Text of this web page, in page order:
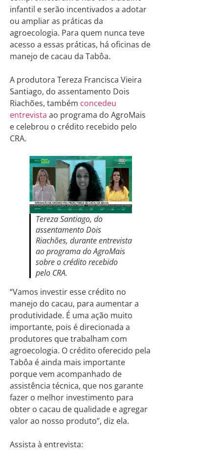
infantil e serão incentivados a adotar
ou ampliar as práticas da
agroecologia. Para quem nunca teve
acesso a essas práticas, há oficinas de
manejo de cacau da Tabôa.
A produtora Tereza Francisca Vieira
Santiago, do assentamento Dois
Riachões, também concedeu
entrevista ao programa do AgroMais
e celebrou o crédito recebido pelo
CRA.
Tereza Santiago, do
assentamento Dois
Riachões, durante entrevista
ao programa do AgroMais
sobre o crédito recebido
pelo CRA.
“Vamos investir esse crédito no
manejo do cacau, para aumentar a
produtividade. É uma ação muito
importante, pois é direcionada a
produtores que trabalham com
agroecologia. O crédito oferecido pela
Tabôa é ainda mais importante
porque vem acompanhado de
assistência técnica, que nos garante
fazer o melhor investimento para
obter o cacau de qualidade e agregar
valor ao nosso produto”, diz ela.
Assista à entrevista: